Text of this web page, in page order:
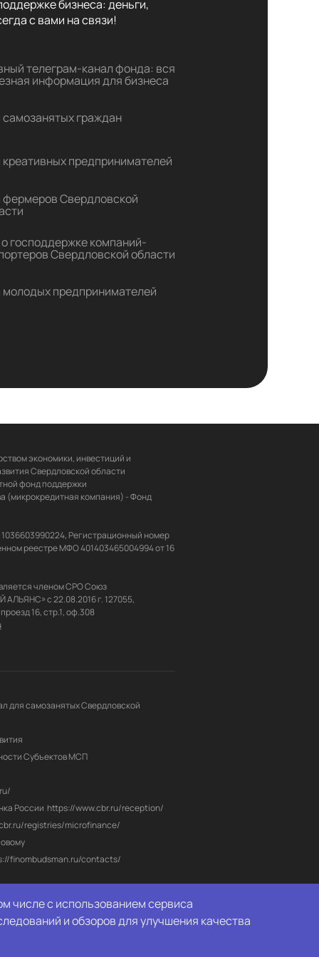
бизнеса: деньги,
с вами на связи!
телеграм-канал фонда: вся
информация для бизнеса
граждан
предпринимателей
Свердловской
господдержке компаний-
Свердловской области
предпринимателей
экономики, инвестиций и
Свердловской области
фонд поддержки
(микрокредитная компания) - Фонд
1036603990224, Регистрационный номер
реестре МФО 401403465004994 от 16
членом СРО Союз
с 22.08.2016 г. 127055,
г. Москва, Полесский проезд 16, стр.1, оф.308
для самозанятых Свердловской
Субъектов МСП
России https://www.cbr.ru/reception/
registries/microfinance/
finombudsman.ru/contacts/
числе с использованием сервиса
и обзоров для улучшения качества